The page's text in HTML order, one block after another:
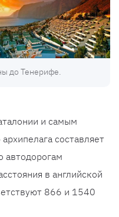
до Тенерифе.
и самым
составляет
в английской
866 и 1540